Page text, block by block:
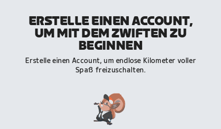
ERSTELLE EINEN ACCOUNT,
UM MIT DEM ZWIFTEN ZU
BEGINNEN
Erstelle einen Account, um endlose Kilometer voller
Spaß freizuschalten.